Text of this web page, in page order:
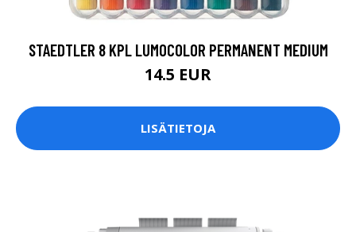
STAEDTLER 8 KPL LUMOCOLOR PERMANENT MEDIUM
14.5 EUR
LISÄTIETOJA